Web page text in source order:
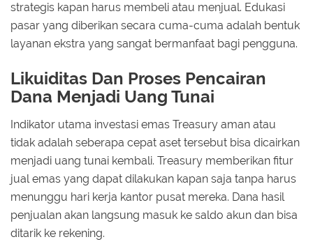
strategis kapan harus membeli atau menjual. Edukasi
pasar yang diberikan secara cuma-cuma adalah bentuk
layanan ekstra yang sangat bermanfaat bagi pengguna.
Likuiditas Dan Proses Pencairan
Dana Menjadi Uang Tunai
Indikator utama investasi emas Treasury aman atau
tidak adalah seberapa cepat aset tersebut bisa dicairkan
menjadi uang tunai kembali. Treasury memberikan fitur
jual emas yang dapat dilakukan kapan saja tanpa harus
menunggu hari kerja kantor pusat mereka. Dana hasil
penjualan akan langsung masuk ke saldo akun dan bisa
ditarik ke rekening.